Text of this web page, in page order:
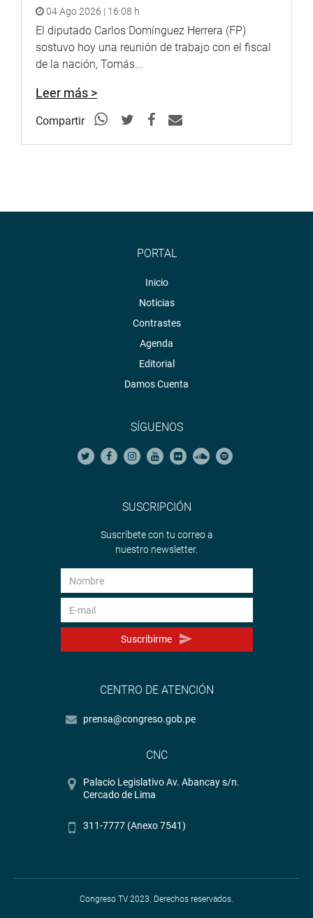
04 Ago 2026 | 16:08 h
El diputado Carlos Domínguez Herrera (FP)
sostuvo hoy una reunión de trabajo con el fiscal
de la nación, Tomás...
Leer más >
Compartir
PORTAL
Inicio
Noticias
Contrastes
Agenda
Editorial
Damos Cuenta
SÍGUENOS
SUSCRIPCIÓN
Suscríbete con tu correo a
nuestro newsletter.
Suscribirme
CENTRO DE ATENCIÓN
prensa@congreso.gob.pe
CNC
Palacio Legislativo Av. Abancay s/n.
Cercado de Lima
311-7777 (Anexo 7541)
Congreso TV 2023. Derechos reservados.